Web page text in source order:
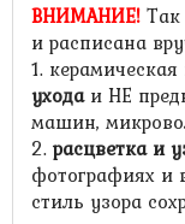
ВНИМАНИЕ! Так
и расписана
1.
уходаи НЕ
машин,
2. расцветка и
фотографиях и
стиль узора